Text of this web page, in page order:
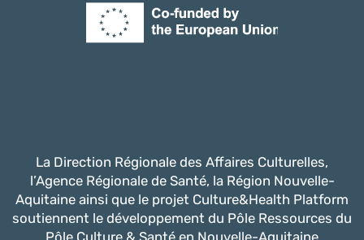
La Direction Régionale des Affaires Culturelles,
l’Agence Régionale de Santé, la Région Nouvelle-
Aquitaine ainsi que le projet Culture&Health Platform
soutiennent le développement du Pôle Ressources du